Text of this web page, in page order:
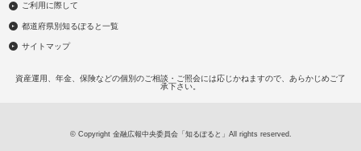
ご利用に際して
都道府県別知るぽると一覧
サイトマップ
資産運用、年金、保険などの個別のご相談・ご照会には応じかねますので、あらかじめご了
承下さい。
© Copyright 金融広報中央委員会「知るぽると」All rights reserved.